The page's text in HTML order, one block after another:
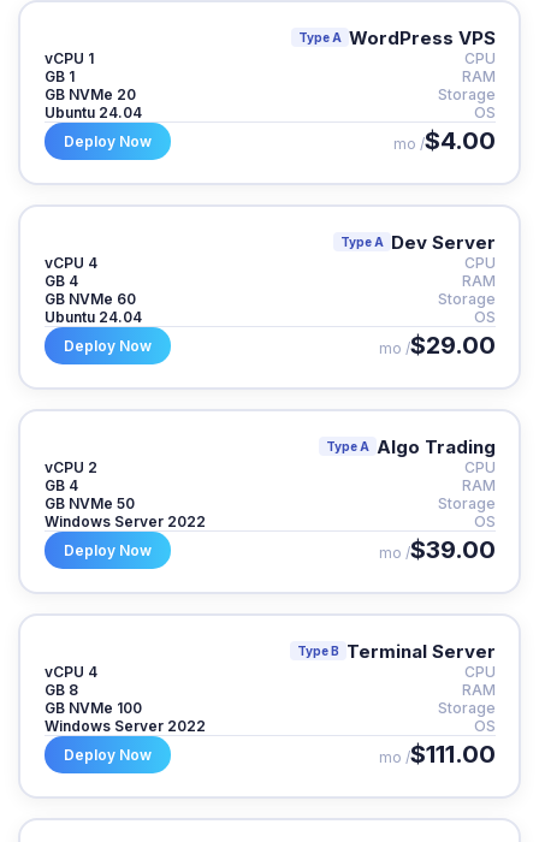
WordPress VPS
Type A
CPU
1 vCPU
RAM
1 GB
Storage
20 GB NVMe
OS
Ubuntu 24.04
$4.00
/ mo
Deploy Now
Dev Server
Type A
CPU
4 vCPU
RAM
4 GB
Storage
60 GB NVMe
OS
Ubuntu 24.04
$29.00
/ mo
Deploy Now
Algo Trading
Type A
CPU
2 vCPU
RAM
4 GB
Storage
50 GB NVMe
OS
Windows Server 2022
$39.00
/ mo
Deploy Now
Terminal Server
Type B
CPU
4 vCPU
RAM
8 GB
Storage
100 GB NVMe
OS
Windows Server 2022
$111.00
/ mo
Deploy Now